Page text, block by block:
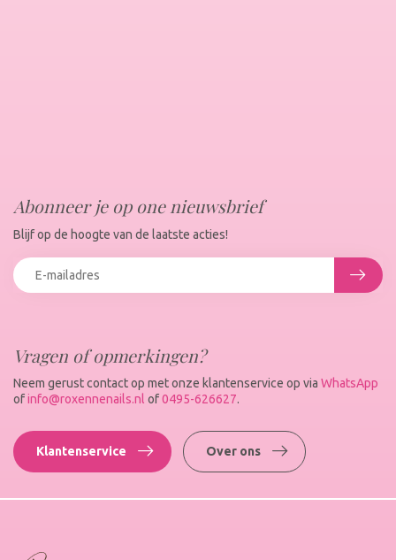
Vragen of opmerkingen?
Neem gerust contact op met onze klantenservice op via WhatsApp
ofinfo@roxennenails.nl of0495-626627.
Klantenservice Over ons
Abonneer je op one nieuwsbrief
Blijf op de hoogte van de laatste acties!